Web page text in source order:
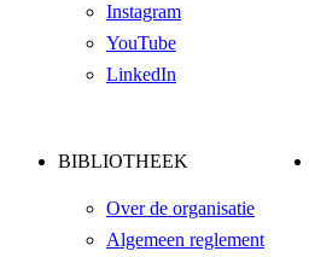
Instagram
YouTube
LinkedIn
BIBLIOTHEEK
Over de organisatie
Algemeen reglement